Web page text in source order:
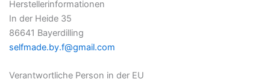
Herstellerinformationen
In der Heide 35
86641 Bayerdilling
selfmade.by.f@gmail.com
Verantwortliche Person in der EU